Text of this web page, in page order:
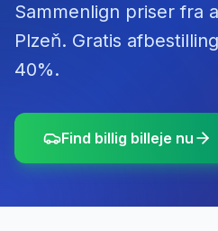
Sammenlign priser fra
Plzeň. Gratis
40%.
Find billig billeje nu